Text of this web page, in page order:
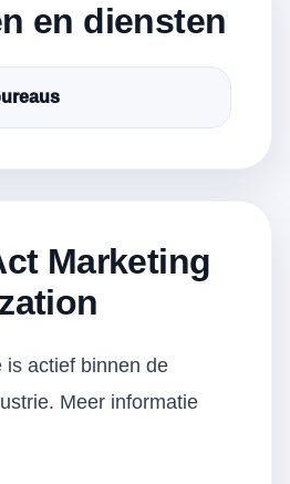
en diensten
Marketing
is actief binnen de
Meer informatie